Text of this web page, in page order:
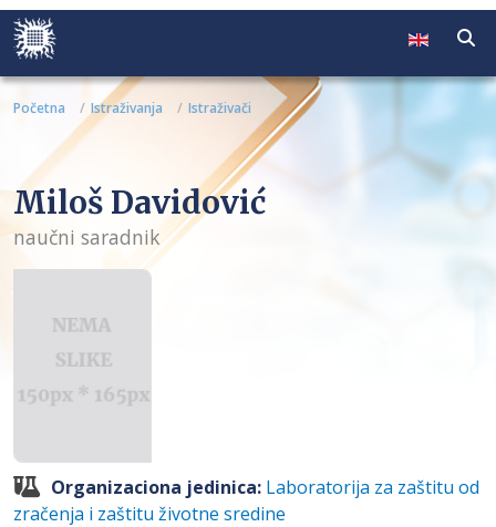
Početna Istraživanja Istraživači
Miloš Davidović
naučni saradnik
Organizaciona jedinica: Laboratorija za zaštitu od
zračenja i zaštitu životne sredine